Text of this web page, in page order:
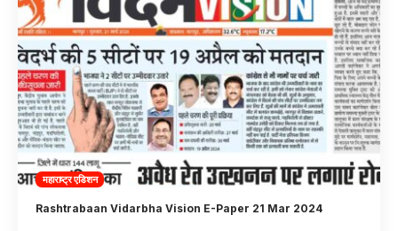
महाराष्ट्र एडिशन
Rashtrabaan Vidarbha Vision E-Paper 21 Mar 2024